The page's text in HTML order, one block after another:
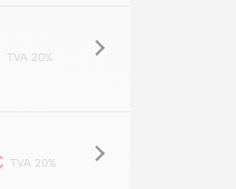
TVA 20%
TVA 20%